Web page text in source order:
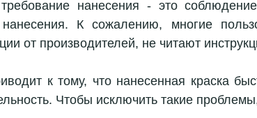
нанесения - это
К сожалению, многие
от производителей, не читают
к тому, что нанесенная краска
Чтобы исключить такие